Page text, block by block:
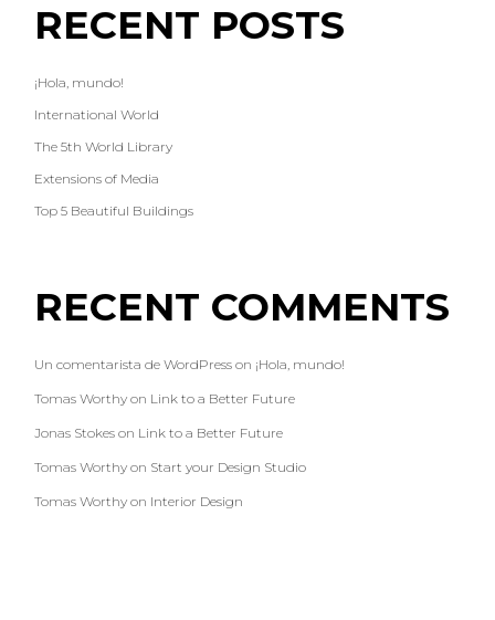
RECENT POSTS
¡Hola, mundo!
International World
The 5th World Library
Extensions of Media
Top 5 Beautiful Buildings
RECENT COMMENTS
Un comentarista de WordPress on ¡Hola, mundo!
Tomas Worthy on Link to a Better Future
Jonas Stokes on Link to a Better Future
Tomas Worthy on Start your Design Studio
Tomas Worthy on Interior Design